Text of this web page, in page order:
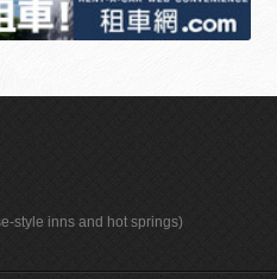
style inns and hot springs)